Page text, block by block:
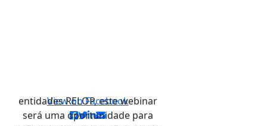
View on Facebook
entidades RELOP, este webinar
será uma oportunidade para